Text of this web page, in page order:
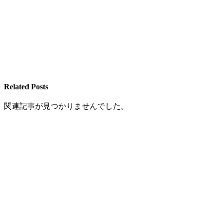
Related Posts
関連記事が見つかりませんでした。